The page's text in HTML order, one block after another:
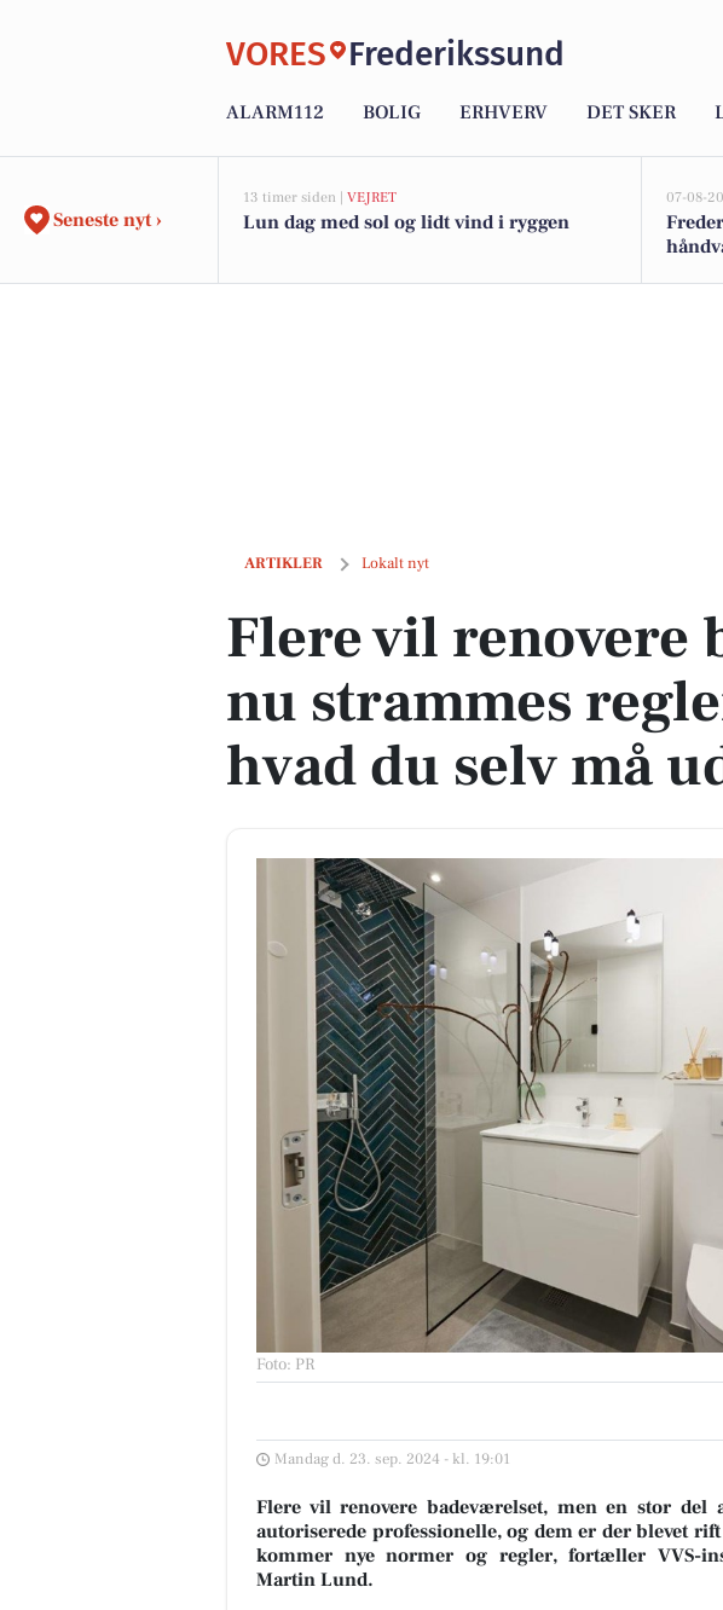
VORES Frederikssund
ALARM112 BOLIG ERHVERV DET SKER
Seneste nyt ›
13 timer siden | VEJRET
Lun dag med sol og lidt vind i ryggen
07-08-
ARTIKLER Lokalt nyt
Flere vil renovere bad, men nu strammes reglerne for, hvad du
Flere vil renovere
nu strammes
hvad du selv må
Foto: PR
Mandag d. 23. sep. 2024 - kl. 19:01
Flere vil renovere badeværelset, men en stor del
autoriserede professionelle, og dem er der blevet
kommer nye normer og regler, fortæller VVS-
Martin Lund.